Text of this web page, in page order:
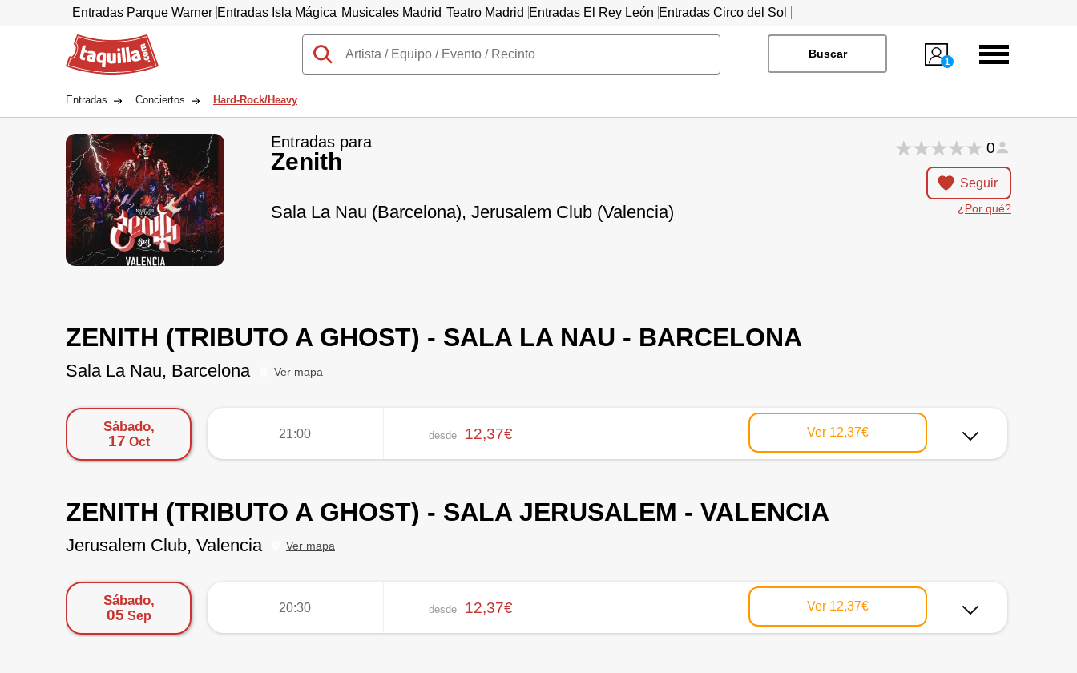
Entradas Parque Warner Entradas Isla Mágica Musicales Madrid Teatro Madrid Entradas El Rey León Entradas Circo del Sol
Taquilla.com
Buscar
1
Menú
Entradas Conciertos Hard-Rock/Heavy
Entradas para
Zenith
Sala La Nau (Barcelona), Jerusalem Club (Valencia)
0
Seguir
¿Por qué?
ZENITH (TRIBUTO A GHOST) - SALA LA NAU - BARCELONA
Sala La Nau, Barcelona Ver mapa
Sábado,
17 Oct
21:00 desde 12,37€ Ver 12,37€
ZENITH (TRIBUTO A GHOST) - SALA JERUSALEM - VALENCIA
Jerusalem Club, Valencia Ver mapa
Sábado,
05 Sep
20:30 desde 12,37€ Ver 12,37€